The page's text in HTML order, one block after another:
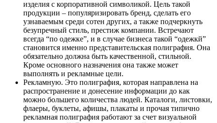
изделия с корпоративной символикой. Цель такой
продукции – популяризировать бренд, сделать его
узнаваемым среди сотен других, а также подчеркнуть
безупречный стиль, престиж компании. Встречают
всегда “по одежке”, и в случае бизнеса такой “одежкй”
становится именно представительская полиграфия. Она
обязательно должна быть качественной, стильной.
Кроме основного назначения она также может
выполнять и рекламные цели.
Рекламную. Это полиграфия, которая направлена на
распространение и донесение информации до как
можно большего количества людей. Каталоги, листовки,
флаеры, буклеты, афишы, плакаты и прочая типично
рекламная полиграфия работают за счет визуальной